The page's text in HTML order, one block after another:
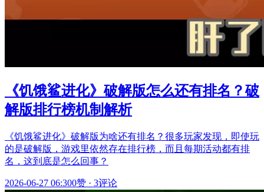
《饥饿鲨进化》破解版怎么还有排名？破
解版排行榜机制解析
《饥饿鲨进化》破解版为啥还有排名？很多玩家发现，即使玩
的是破解版，游戏里依然存在排行榜，而且每期活动都有排
名，这到底是怎么回事？
2026-06-27 06:300赞 · 3评论